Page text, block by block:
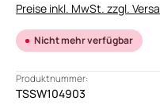
Preise inkl. MwSt. zzgl.
Nicht mehr verfügbar
Produktnummer:
TSSW104903